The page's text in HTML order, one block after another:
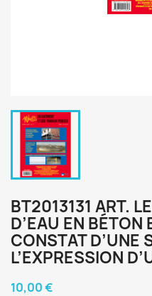
BT2013131 ART.
D’EAU EN BÉTON
CONSTAT D’UNE
L’EXPRESSION
10,00 €